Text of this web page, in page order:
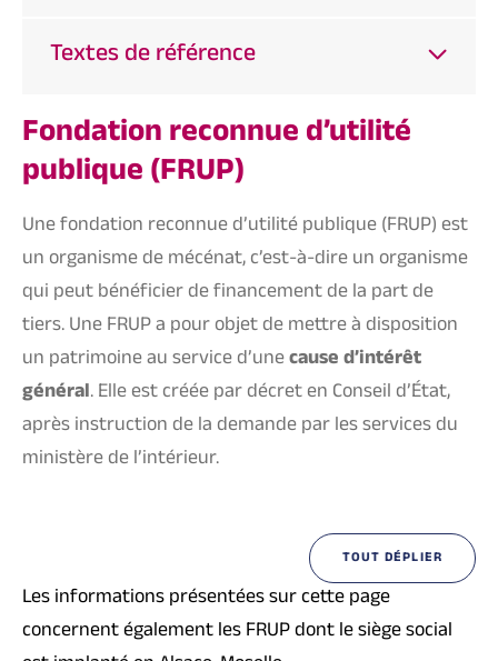
Textes de référence
Fondation reconnue d’utilité
publique (FRUP)
Une fondation reconnue d’utilité publique (FRUP) est
un organisme de mécénat, c’est-à-dire un organisme
qui peut bénéficier de financement de la part de
tiers. Une FRUP a pour objet de mettre à disposition
un patrimoine au service d’unecause d’intérêt
général. Elle est créée par décret en Conseil d’État,
après instruction de la demande par les services du
ministère de l’intérieur.
TOUT DÉPLIER
Les informations présentées sur cette page
concernent également les FRUP dont le siège social